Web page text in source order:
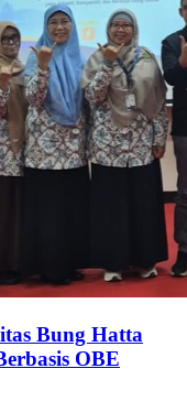
Bung Hatta
OBE